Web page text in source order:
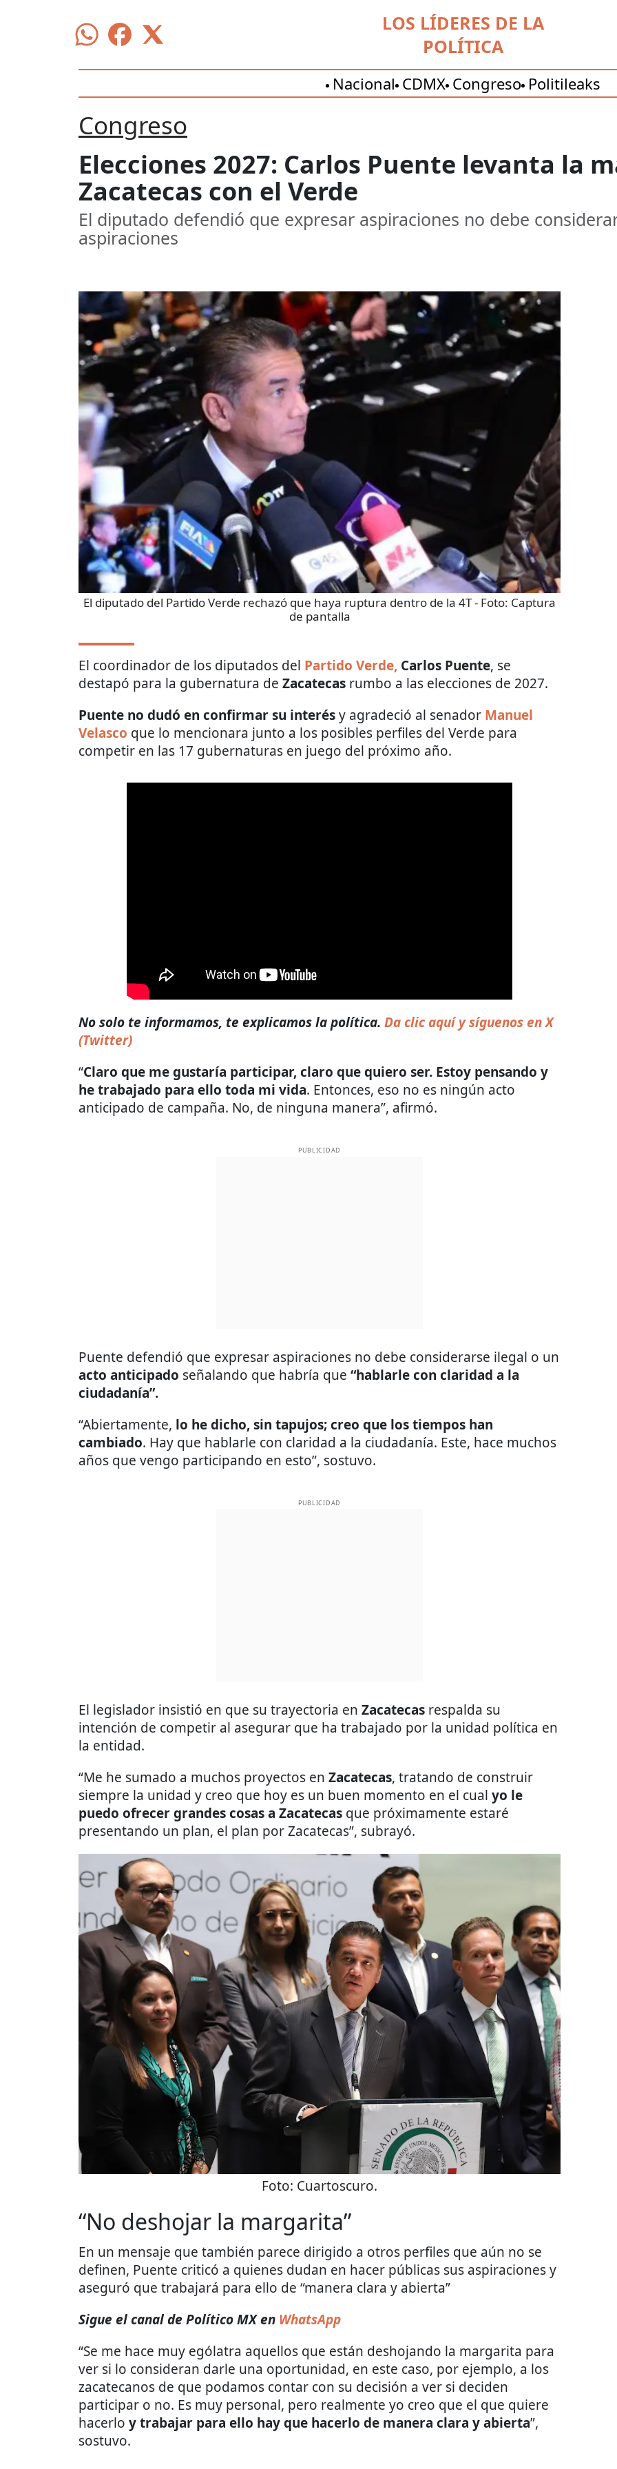
LOS LÍDERES DE LA
POLÍTICA
Nacional CDMX Congreso Politileaks
Congreso
Elecciones 2027: Carlos Puente levanta la
Zacatecas con el Verde
El diputado defendió que expresar aspiraciones no debe
aspiraciones
El diputado del Partido Verde rechazó que haya ruptura dentro de la 4T- Foto: Captura
de pantalla
El coordinador de los diputados del Partido Verde, Carlos Puente, se
destapó para la gubernatura de Zacatecas rumbo a las elecciones de 2027.
Puente no dudó en confirmar su interésy agradeció al senador Manuel
Velasco que lo mencionara junto a los posibles perfiles del Verde para
competir en las 17 gubernaturas en juego del próximo año.
No solo te informamos, te explicamos la política. Da clic aquí y síguenos en X
(Twitter)
“Claro que me gustaría participar, claro que quiero ser. Estoy pensando y
he trabajado para ello toda mi vida. Entonces, eso no es ningún acto
anticipado de campaña. No, de ninguna manera”, afirmó.
PUBLICIDAD
Puente defendió que expresar aspiraciones no debe considerarse ilegal o un
acto anticipado señalando que habría que “hablarle con claridad a la
ciudadanía”.
“Abiertamente, lo he dicho, sin tapujos; creo que los tiempos han
cambiado. Hay que hablarle con claridad a la ciudadanía. Este, hace muchos
años que vengo participando en esto”, sostuvo.
PUBLICIDAD
El legislador insistió en que su trayectoria en Zacatecas respalda su
intención de competir al asegurar que ha trabajado por la unidad política en
la entidad.
“Me he sumado a muchos proyectos en Zacatecas, tratando de construir
siempre la unidad y creo que hoy es un buen momento en el cual yo le
puedo ofrecer grandes cosas a Zacatecas que próximamente estaré
presentando un plan, el plan por Zacatecas”, subrayó.
Foto: Cuartoscuro.
“No deshojar la margarita”
En un mensaje que también parece dirigido a otros perfiles que aún no se
definen, Puente criticó a quienes dudan en hacer públicas sus aspiraciones y
aseguró que trabajará para ello de “manera clara y abierta”
Sigue el canal de Político MX en WhatsApp
“Se me hace muy ególatra aquellos que están deshojando la margarita para
ver si lo consideran darle una oportunidad, en este caso, por ejemplo, a los
zacatecanos de que podamos contar con su decisión a ver si deciden
participar o no. Es muy personal, pero realmente yo creo que el que quiere
hacerlo y trabajar para ello hay que hacerlo de manera clara y abierta”,
sostuvo.